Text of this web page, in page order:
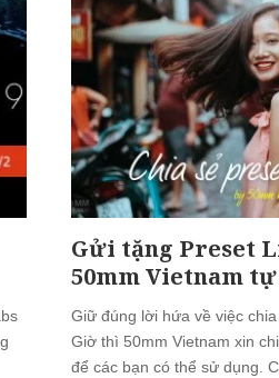
Gửi tặng Preset
50mm Vietnam tự
Giữ đúng lời hứa về việc
Giờ thì 50mm Vietnam xin
để các bạn có thể sử dụng.